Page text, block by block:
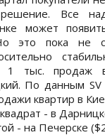
решение. Все
может
это пока не
1 тыс. продаж
По данным SV
квартир в
- в
- на Печерске